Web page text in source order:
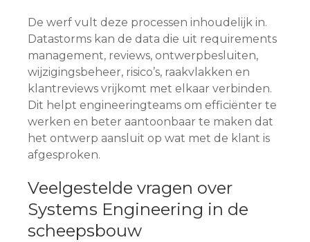
De werf vult deze processen inhoudelijk in.
Datastorms kan de data die uit requirements
management, reviews, ontwerpbesluiten,
wijzigingsbeheer, risico’s, raakvlakken en
klantreviews vrijkomt met elkaar verbinden.
Dit helpt engineeringteams om efficiënter te
werken en beter aantoonbaar te maken dat
het ontwerp aansluit op wat met de klant is
afgesproken.
Veelgestelde vragen over
Systems Engineering in de
scheepsbouw